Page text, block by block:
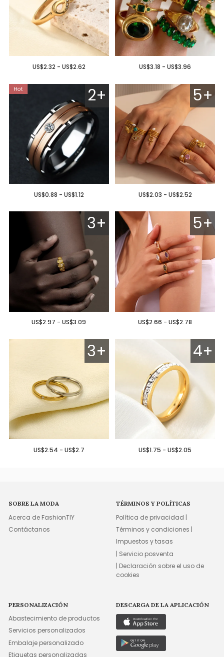
US$2.32 - US$2.62 US$3.18 - US$3.96
2+
US$0.88 - US$1.12
5+
US$2.03 - US$2.52
3+
US$2.97 - US$3.09
5+
US$2.66 - US$2.78
3+
US$2.54 - US$2.7
4+
US$1.75 - US$2.05
SOBRE LA MODA
Acerca de FashionTIY
Contáctanos
TÉRMINOS Y POLÍTICAS
Política de privacidad |
Términos y condiciones |
Impuestos y tasas
| Servicio posventa
| Declaración sobre el uso de
cookies
PERSONALIZACIÓN
Abastecimiento de productos
Servicios personalizados
Embalaje personalizado
Etiquetas personalizadas
DESCARGA DE LA APLICACIÓN